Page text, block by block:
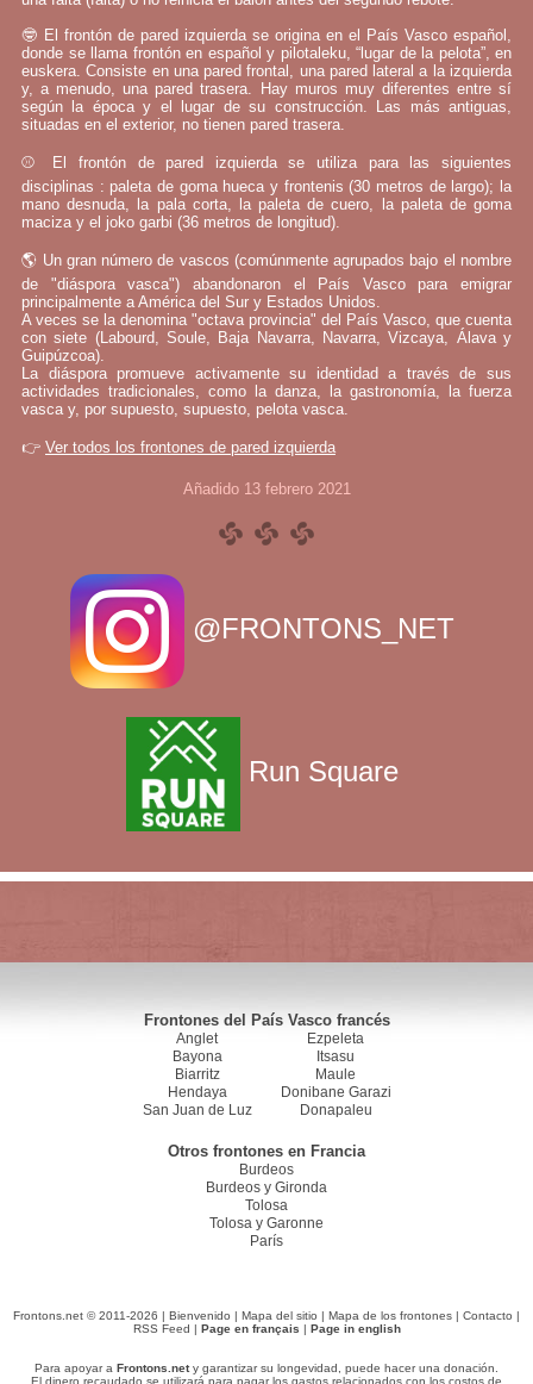
🤓 El frontón de pared izquierda se origina en el País Vasco español,
donde se llama frontón en español y pilotaleku, “lugar de la pelota”, en
euskera. Consiste en una pared frontal, una pared lateral a la izquierda
y, a menudo, una pared trasera. Hay muros muy diferentes entre sí
según la época y el lugar de su construcción. Las más antiguas,
situadas en el exterior, no tienen pared trasera.
⚾ El frontón de pared izquierda se utiliza para las siguientes
disciplinas : paleta de goma hueca y frontenis (30 metros de largo); la
mano desnuda, la pala corta, la paleta de cuero, la paleta de goma
maciza y el joko garbi (36 metros de longitud).
🌎 Un gran número de vascos (comúnmente agrupados bajo el nombre
de "diáspora vasca") abandonaron el País Vasco para emigrar
principalmente a América del Sur y Estados Unidos.
A veces se la denomina "octava provincia" del País Vasco, que cuenta
con siete (Labourd, Soule, Baja Navarra, Navarra, Vizcaya, Álava y
Guipúzcoa).
La diáspora promueve activamente su identidad a través de sus
actividades tradicionales, como la danza, la gastronomía, la fuerza
vasca y, por supuesto, supuesto, pelota vasca.
👉 Ver todos los frontones de pared izquierda
Añadido 13 febrero 2021
@FRONTONS_NET
Run Square
Frontones del País Vasco francés
Anglet
Bayona
Biarritz
Hendaya
San Juan de Luz
Ezpeleta
Itsasu
Maule
Donibane Garazi
Donapaleu
Otros frontones en Francia
Burdeos
Burdeos y Gironda
Tolosa
Tolosa y Garonne
París
Frontons.net © 2011-2026 | Bienvenido | Mapa del sitio | Mapa de los frontones | Contacto |
RSS Feed | Page en français | Page in english
Para apoyar a Frontons.nety garantizar su longevidad, puede hacer una donación.
El dinero recaudado se utilizará para pagar los gastos relacionados con los costos de